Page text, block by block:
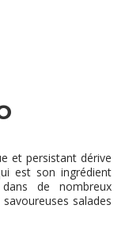
et persistant dérive
est son ingrédient
de nombreux
salades